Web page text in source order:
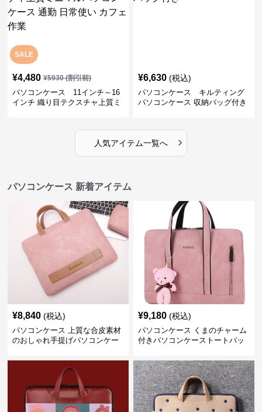
インチ 織り目テクスチャ上質ミ
ニマルパソコンケース 通勤 日常
使い カフェ作業
パソコンケース 新着アイテム
8,840 (税込)
パソコンケース 上質な合皮素材
のおしゃれ手提げパソコンケー
(税込)
パソコンケース くまのチャーム
付きパソコンケーストートバッ
6,300 (税込)
パソコンケース 仲良し三人娘の
パソコンケース手提げバッグ
¥6,300 (税込)
パソコンケース くまさんワッペ
ンのドット柄パソコンケース